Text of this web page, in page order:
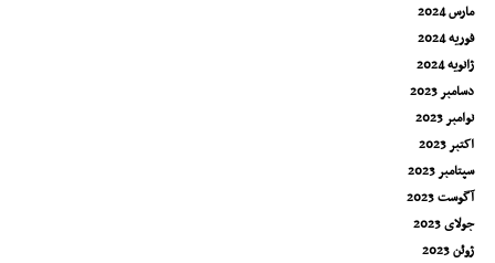
مارس 2024
فوریه 2024
ژانویه 2024
دسامبر 2023
نوامبر 2023
اکتبر 2023
سپتامبر 2023
آگوست 2023
جولای 2023
ژوئن 2023